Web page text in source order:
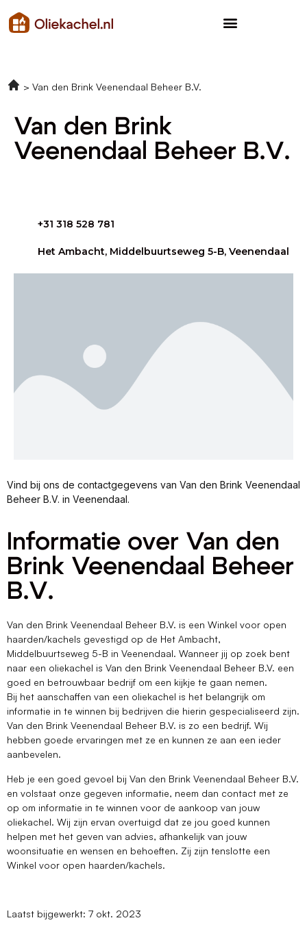
Van den Brink Veenendaal Beheer B.V.
Van den Brink
Veenendaal Beheer B.V.
+31 318 528 781
Het Ambacht, Middelbuurtseweg 5-B, Veenendaal
Vind bij ons de contactgegevens van Van den Brink Veenendaal
Beheer B.V. in Veenendaal.
Informatie over Van den
Brink Veenendaal Beheer
B.V.
Van den Brink Veenendaal Beheer B.V. is een Winkel voor open
haarden/kachels gevestigd op de Het Ambacht,
Middelbuurtseweg 5-B in Veenendaal. Wanneer jij op zoek bent
naar een oliekachel is Van den Brink Veenendaal Beheer B.V. een
goed en betrouwbaar bedrijf om een kijkje te gaan nemen.
Bij het aanschaffen van een oliekachel is het belangrijk om
informatie in te winnen bij bedrijven die hierin gespecialiseerd zijn.
Van den Brink Veenendaal Beheer B.V. is zo een bedrijf. Wij
hebben goede ervaringen met ze en kunnen ze aan een ieder
aanbevelen.
Heb je een goed gevoel bij Van den Brink Veenendaal Beheer B.V.
en volstaat onze gegeven informatie, neem dan contact met ze
op om informatie in te winnen voor de aankoop van jouw
oliekachel. Wij zijn ervan overtuigd dat ze jou goed kunnen
helpen met het geven van advies, afhankelijk van jouw
woonsituatie en wensen en behoeften. Zij zijn tenslotte een
Winkel voor open haarden/kachels.
Laatst bijgewerkt: 7 okt. 2023